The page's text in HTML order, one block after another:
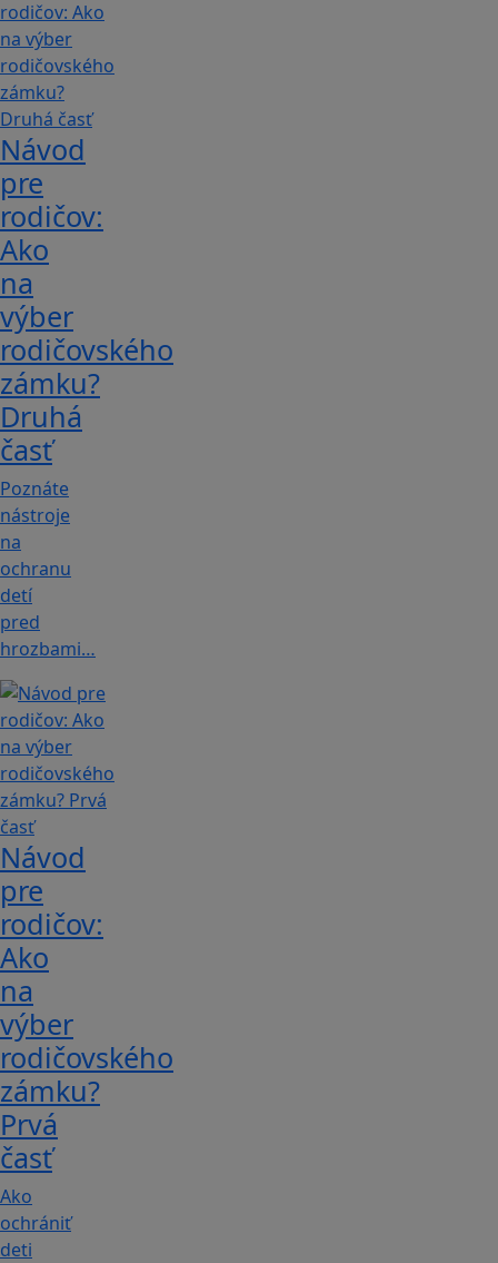
Návod
pre
rodičov:
Ako
na
výber
rodičovského
zámku?
Druhá
časť
Poznáte
nástroje
na
ochranu
detí
pred
hrozbami…
Návod
pre
rodičov:
Ako
na
výber
rodičovského
zámku?
Prvá
časť
Ako
ochrániť
deti